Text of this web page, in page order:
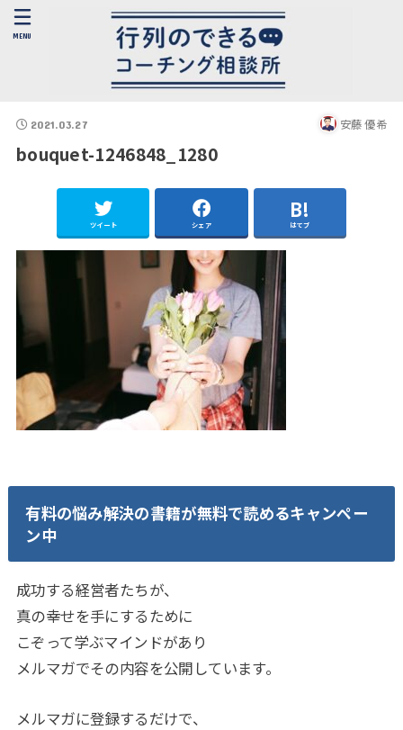
MENU
2021.03.27 安藤 優希
bouquet-1246848_1280
ツイート シェア はてブ
有料の悩み解決の書籍が無料で読めるキャンペー
ン中
成功する経営者たちが、
真の幸せを手にするために
こぞって学ぶマインドがあり
メルマガでその内容を公開しています。
メルマガに登録するだけで、